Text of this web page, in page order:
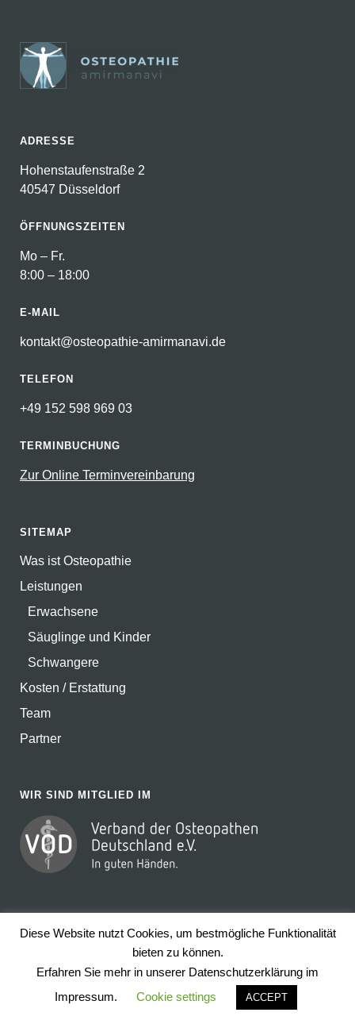
ADRESSE
Hohenstaufenstraße 2
40547 Düsseldorf
ÖFFNUNGSZEITEN
Mo – Fr.
8:00 – 18:00
E-MAIL
kontakt@osteopathie-amirmanavi.de
TELEFON
+49 152 598 969 03
TERMINBUCHUNG
Zur Online Terminvereinbarung
SITEMAP
Was ist Osteopathie
Leistungen
Erwachsene
Säuglinge und Kinder
Schwangere
Kosten / Erstattung
Team
Partner
WIR SIND MITGLIED IM
Copyright © 2026 Osteopathie Amir Manavi –Impressum &
Datenschutz
Diese Website nutzt Cookies, um bestmögliche Funktionalität
bieten zu können.
Erfahren Sie mehr in unserer Datenschutzerklärung im
Impressum.
Cookie settings ACCEPT